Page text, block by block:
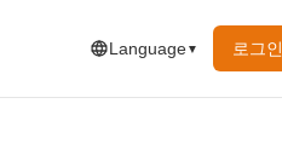
Language▼ 로그인